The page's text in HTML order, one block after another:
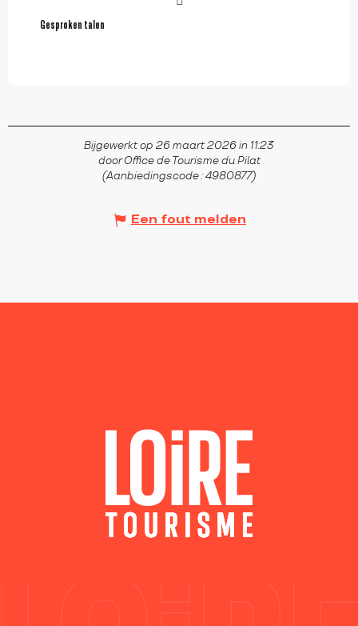
Gesproken talen
Gesproken talen
Bijgewerkt op 26 maart 2026 in 11:23
door Office de Tourisme du Pilat
(Aanbiedingscode :4980877)
Een fout melden